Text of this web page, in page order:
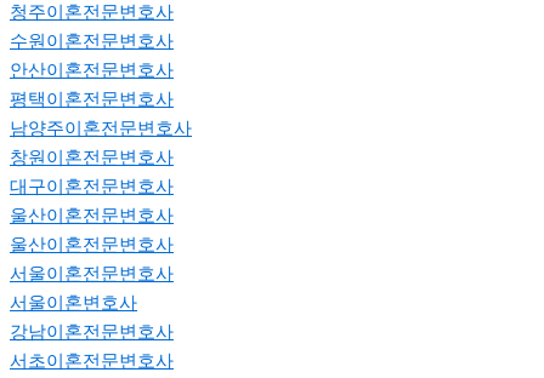
청주이혼전문변호사
수원이혼전문변호사
안산이혼전문변호사
평택이혼전문변호사
남양주이혼전문변호사
창원이혼전문변호사
대구이혼전문변호사
울산이혼전문변호사
울산이혼전문변호사
서울이혼전문변호사
서울이혼변호사
강남이혼전문변호사
서초이혼전문변호사